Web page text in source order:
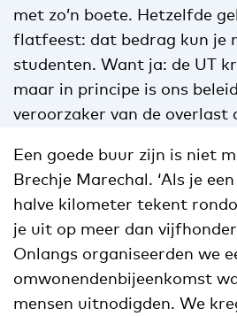
met zo’n boete. Hetzelfde
flatfeest: dat bedrag kun je
studenten. Want ja: de UT
maar in principe is ons
veroorzaker van de overlast
Een goede buur zijn is niet
Brechje Marechal. ‘Als je
halve kilometer tekent
je uit op meer dan
Onlangs organiseerden we
omwonendenbijeenkomst
mensen uitnodigden. We